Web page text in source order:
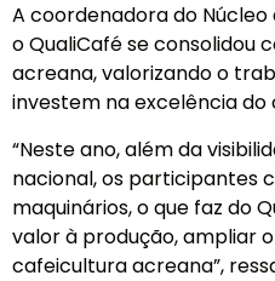
A coordenadora do Núcleo
o QualiCafé se consolidou
acreana, valorizando o
investem na excelência
“Neste ano, além da
nacional, os participantes
maquinários, o que faz do
valor à produção, ampliar
cafeicultura acreana”,